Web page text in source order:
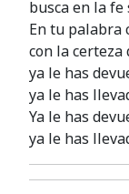
busca en la fe
En tu palabra
con la certeza
ya le has
ya le has
Ya le has
ya le has